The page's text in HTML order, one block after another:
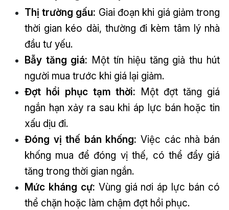
Thị trường gấu: Giai đoạn khi giá giảm trong
thời gian kéo dài, thường đi kèm tâm lý nhà
đầu tư yếu.
Bẫy tăng giá: Một tín hiệu tăng giả thu hút
người mua trước khi giá lại giảm.
Đợt hồi phục tạm thời: Một đợt tăng giá
ngắn hạn xảy ra sau khi áp lực bán hoặc tin
xấu dịu đi.
Đóng vị thế bán khống: Việc các nhà bán
khống mua để đóng vị thế, có thể đẩy giá
tăng trong thời gian ngắn.
Mức kháng cự: Vùng giá nơi áp lực bán có
thể chặn hoặc làm chậm đợt hồi phục.